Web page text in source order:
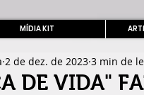
MÍDIA KIT
DE VIDA"
2 de dez. de 2023 3 min de